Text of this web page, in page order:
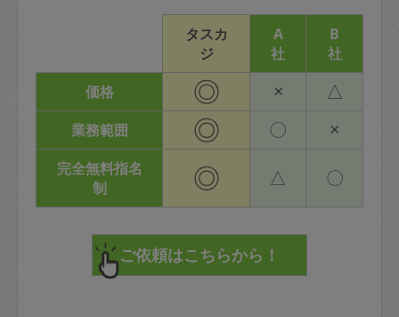
タスカ
ジ
A
社
B
社
価格
◎ × △
業務範囲 ◎ 〇 ×
完全無料指名
制
◎ △ 〇